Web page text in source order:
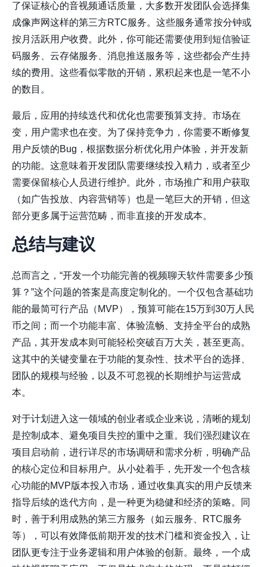
了保证核心的音视频通话质量，大多数开发团队会选择集
成像声网这样的第三方RTC服务。这些服务通常按分钟或
按月活跃用户收费。此外，你可能还需要使用到短信验证
码服务、云存储服务、消息推送服务等，这些都会产生持
续的费用。这些看似零散的开销，累积起来也是一笔不小
的数目。
最后，应用的持续迭代和优化也需要预算支持。市场在
变，用户需求也在变。为了保持竞争力，你需要不断修复
用户反馈的Bug，根据数据分析优化用户体验，并开发新
的功能。这意味着开发团队需要继续投入精力，或者至少
需要保留核心人员进行维护。此外，市场推广和用户获取
（如广告投放、内容营销等）也是一笔巨大的开销，但这
部分更多属于运营范畴，而非直接的开发成本。
总结与建议
总而言之，“开发一个功能完善的视频聊天软件需要多少预
算？”这个问题的答案是高度定制化的。一个仅包含基础功
能的最简可行产品（MVP），预算可能在15万到30万人民
币之间；而一个功能丰富、体验流畅、支持全平台的成熟
产品，其开发成本则可能轻松突破百万大关，甚至更高。
这其中的关键变量在于功能的复杂性、技术平台的选择、
团队的规模与经验，以及不可忽视的长期维护与运营成
本。
对于计划进入这一领域的创业者或企业来说，清晰的规划
是控制成本、避免项目失控的重中之重。我们强烈建议在
项目启动前，进行详尽的市场调研和需求分析，明确产品
的核心定位和目标用户。从小处着手，先开发一个包含核
心功能的MVP版本投入市场，通过收集真实的用户反馈来
指导后续的迭代方向，是一种更为稳健和经济的策略。同
时，善于利用成熟的第三方服务（如云服务、RTC服务
等），可以有效降低前期开发的技术门槛和资金投入，让
团队更专注于业务逻辑和用户体验的创新。最终，一个成